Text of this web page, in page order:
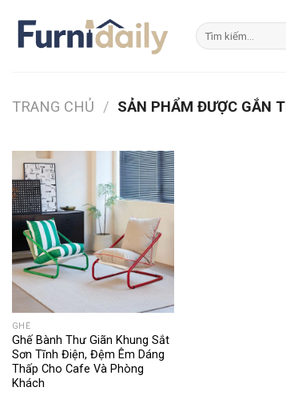
content
Tìm
kiếm:
TRANG CHỦ / SẢN PHẨM ĐƯỢC GẮN
GHẾ
Ghế Bành Thư Giãn Khung Sắt
Sơn Tĩnh Điện, Đệm Êm Dáng
Thấp Cho Cafe Và Phòng
Khách